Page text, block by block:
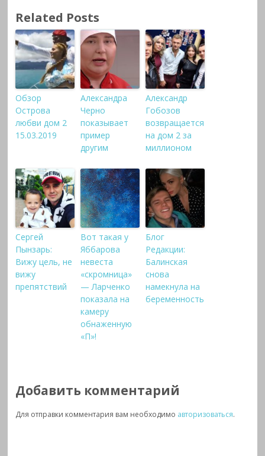
Related Posts
Обзор
Острова
любви дом 2
15.03.2019
Александра
Черно
показывает
пример
другим
Александр
Гобозов
возвращается
на дом 2 за
миллионом
Сергей
Пынзарь:
Вижу цель, не
вижу
препятствий
Вот такая у
Яббарова
невеста
«скромница»
— Ларченко
показала на
камеру
обнаженную
«П»!
Блог
Редакции:
Балинская
снова
намекнула на
беременность
Добавить комментарий
Для отправки комментария вам необходимо авторизоваться.